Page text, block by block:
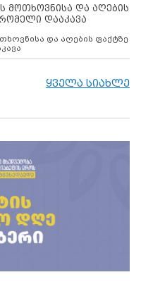
მოთხოვნისა და აღების
დააკავა
ყველა სიახლე